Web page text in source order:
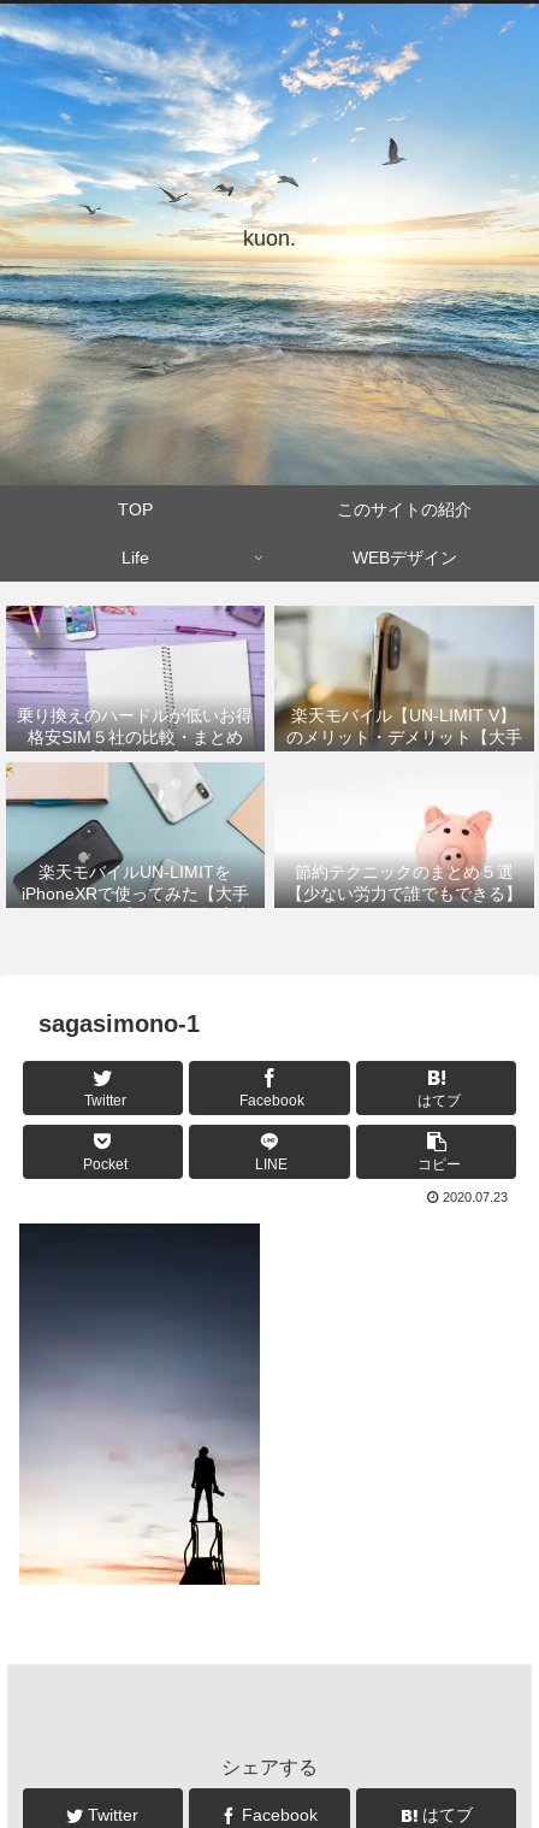
kuon.
TOP このサイトの紹介
Life WEBデザイン
乗り換えのハードルが低いお得
格安SIM５社の比較・まとめ
【初心者OK】
楽天モバイル【UN-LIMIT V】
のメリット・デメリット【大手
楽天モバイルUN-LIMITを
iPhoneXRで使ってみた【大手
キャリアから乗り換えの設定方
節約テクニックのまとめ５選
【少ない労力で誰でもできる】
sagasimono-1
Twitter Facebook はてブ
Pocket LINE コピー
2020.07.23
シェアする
Twitter Facebook はてブ